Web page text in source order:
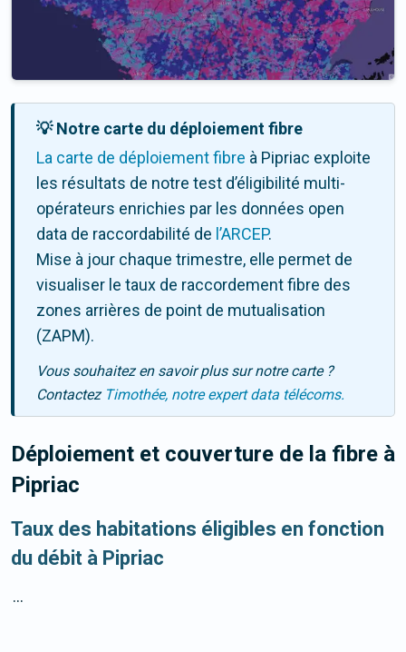
💡 Notre carte du déploiement fibre
La carte de déploiement fibre à Pipriac exploite
les résultats de notre test d’éligibilité multi-
opérateurs enrichies par les données open
data de raccordabilité de l’ARCEP.
Mise à jour chaque trimestre, elle permet de
visualiser le taux de raccordement fibre des
zones arrières de point de mutualisation
(ZAPM).
Vous souhaitez en savoir plus sur notre carte ?
Contactez Timothée, notre expert data télécoms.
Déploiement et couverture de la fibre à
Pipriac
Taux des habitations éligibles en fonction
du débit à Pipriac
...